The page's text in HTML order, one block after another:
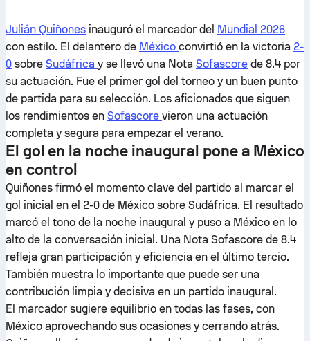
Julián Quiñones inauguró el marcador del Mundial 2026
con estilo. El delantero de México convirtió en la victoria 2-
0 sobre Sudáfrica y se llevó una Nota Sofascore de 8.4 por
su actuación. Fue el primer gol del torneo y un buen punto
de partida para su selección. Los aficionados que siguen
los rendimientos en Sofascore vieron una actuación
completa y segura para empezar el verano.
El gol en la noche inaugural pone a México
en control
Quiñones firmó el momento clave del partido al marcar el
gol inicial en el 2-0 de México sobre Sudáfrica. El resultado
marcó el tono de la noche inaugural y puso a México en lo
alto de la conversación inicial. Una Nota Sofascore de 8.4
refleja gran participación y eficiencia en el último tercio.
También muestra lo importante que puede ser una
contribución limpia y decisiva en un partido inaugural.
El marcador sugiere equilibrio en todas las fases, con
México aprovechando sus ocasiones y cerrando atrás.